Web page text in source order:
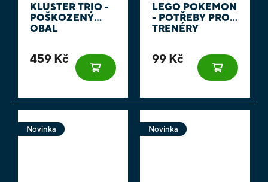
KLUSTER TRIO -
POŠKOZENÝ
OBAL
459 Kč
LEGO POKÉMON
- POTŘEBY PRO
TRENÉRY
99 Kč
Novinka Novinka